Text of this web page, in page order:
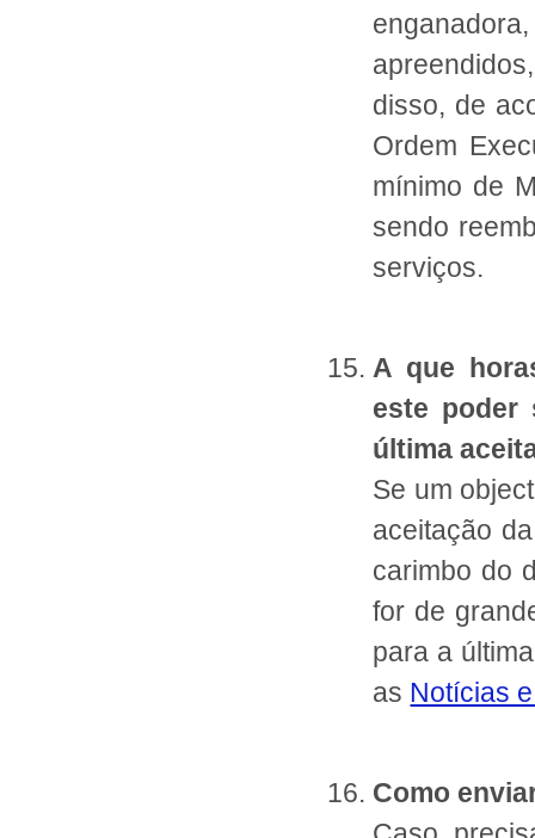
disso, de
Ordem
mínimo de
sendo
serviços.
A que
este poder
última
Se um
aceitação
carimbo do
for de
para a
as Notícias
Como